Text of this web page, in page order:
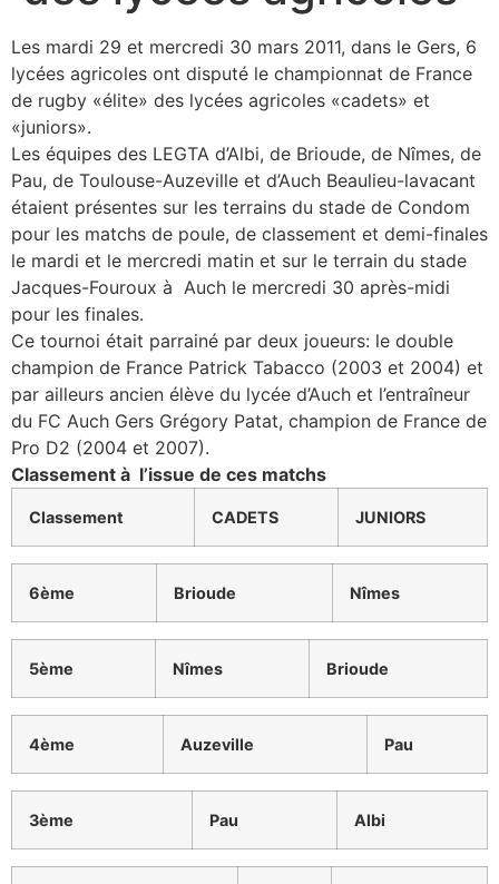
Les mardi 29 et mercredi 30 mars 2011, dans le Gers, 6
lycées agricoles ont disputé le championnat de France
de rugby «élite» des lycées agricoles «cadets» et
«juniors».
Les équipes des LEGTA d’Albi, de Brioude, de Nîmes, de
Pau, de Toulouse-Auzeville et d’Auch Beaulieu-lavacant
étaient présentes sur les terrains du stade de Condom
pour les matchs de poule, de classement et demi-finales
le mardi et le mercredi matin et sur le terrain du stade
Jacques-Fouroux à Auch le mercredi 30 après-midi
pour les finales.
Ce tournoi était parrainé par deux joueurs: le double
champion de France Patrick Tabacco (2003 et 2004) et
par ailleurs ancien élève du lycée d’Auch et l’entraîneur
du FC Auch Gers Grégory Patat, champion de France de
Pro D2 (2004 et 2007).
Classement à l’issue de ces matchs
Classement CADETS JUNIORS
6ème Brioude Nîmes
5ème Nîmes Brioude
4ème Auzeville Pau
3ème Pau Albi